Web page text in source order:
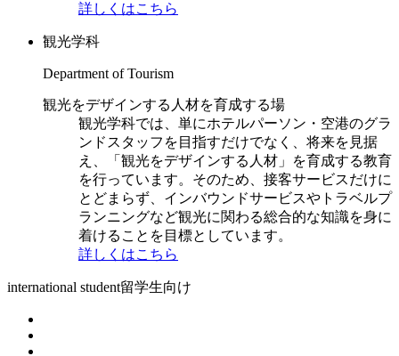
詳しくはこちら
観光学科
Department of Tourism
観光をデザインする人材を育成する場
観光学科では、単にホテルパーソン・空港のグラ
ンドスタッフを目指すだけでなく、将来を見据
え、「観光をデザインする人材」を育成する教育
を行っています。そのため、接客サービスだけに
とどまらず、インバウンドサービスやトラベルプ
ランニングなど観光に関わる総合的な知識を身に
着けることを目標としています。
詳しくはこちら
international student留学生向け